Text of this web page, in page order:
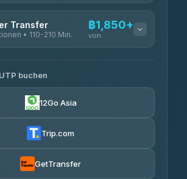
฿198-฿220
Transfer
• 110-210 Min.
฿1,850+
von
฿1,875-฿3,381
buchen
12Go Asia
Trip.com
GetTransfer